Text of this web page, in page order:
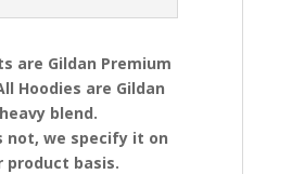
are Gildan Premium
Hoodies are Gildan
heavy blend.
not, we specify it on
product basis.